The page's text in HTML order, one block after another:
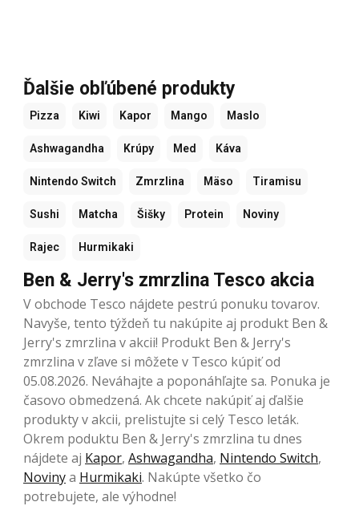
Ďalšie obľúbené produkty
Pizza Kiwi Kapor Mango Maslo
Ashwagandha Krúpy Med Káva
Nintendo Switch Zmrzlina Mäso Tiramisu
Sushi Matcha Šišky Protein Noviny
Rajec Hurmikaki
Ben & Jerry's zmrzlina Tesco akcia
V obchode Tesco nájdete pestrú ponuku tovarov.
Navyše, tento týždeň tu nakúpite aj produkt Ben &
Jerry's zmrzlina v akcii! Produkt Ben & Jerry's
zmrzlina v zľave si môžete v Tesco kúpiť od
05.08.2026. Neváhajte a poponáhľajte sa. Ponuka je
časovo obmedzená. Ak chcete nakúpiť aj ďalšie
produkty v akcii, prelistujte si celý Tesco leták.
Okrem poduktu Ben & Jerry's zmrzlina tu dnes
nájdete aj Kapor, Ashwagandha, Nintendo Switch,
Novinya Hurmikaki. Nakúpte všetko čo
potrebujete, ale výhodne!